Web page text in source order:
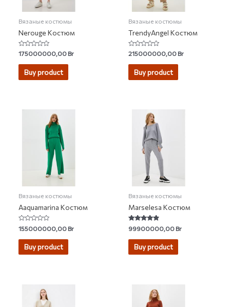
Вязаные костюмы
Nerouge Костюм
Rated
0
out
175000000,00Br
Buy product
Вязаные костюмы
TrendyAngel Костюм
Rated
0
out
215000000,00Br
Buy product
Вязаные костюмы
Aaquamarina Костюм
Rated
0
out
155000000,00Br
Buy product
Вязаные костюмы
Marselesa Костюм
Rated
4.60
out of 5
99900000,00Br
Buy product